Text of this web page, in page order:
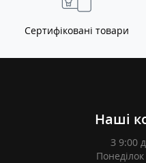
Сертифіковані товари
Наші
З 9:00